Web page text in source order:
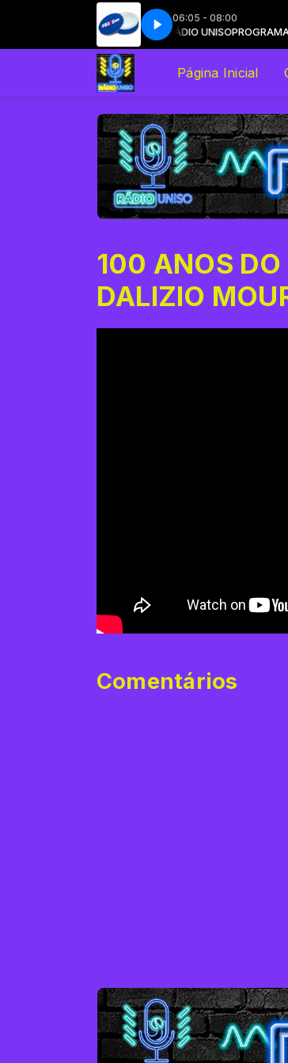
06:05 - 08:00
MUSICAL com RÁDIO UNISOPROGRAMAÇÃO
Fresh - Crazy (Radio Version) Fresh - Crazy (Radio
EVANGELHO com PE. EDMILSON MORAESCOMENTANDO
Página Inicial
100 ANOS
DALIZIO
Comentários